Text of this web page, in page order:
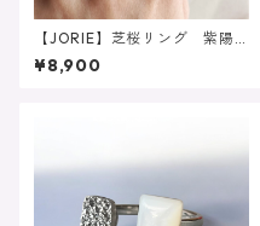
【JORIE】芝桜リング 紫陽
花リング ピンクカルカルセ
ドニー×パープルフローライ
¥8,900